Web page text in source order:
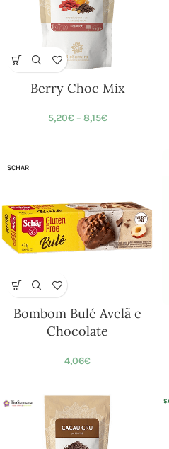
Berry Choc Mix
5,20€ – 8,15€
SCHAR
Bombom Bulé Avelã e
Chocolate
4,06€